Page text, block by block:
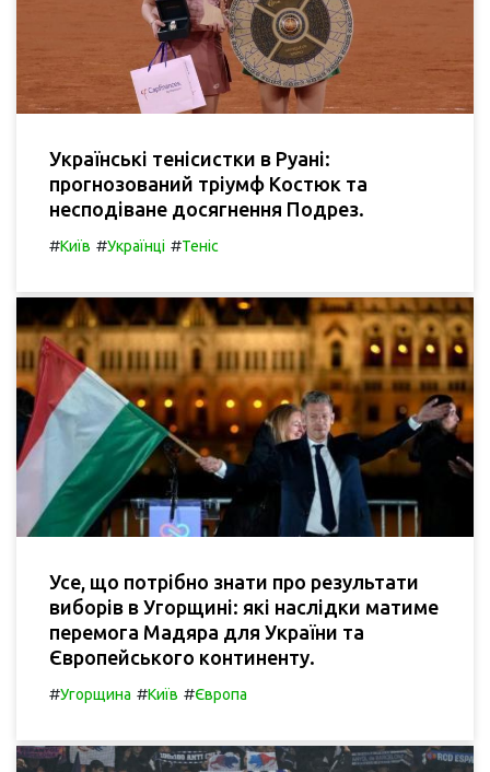
Українські тенісистки в Руані:
прогнозований тріумф Костюк та
несподіване досягнення Подрез.
#Київ #Українці #Теніс
Усе, що потрібно знати про результати
виборів в Угорщині: які наслідки матиме
перемога Мадяра для України та
Європейського континенту.
#Угорщина #Київ #Європа